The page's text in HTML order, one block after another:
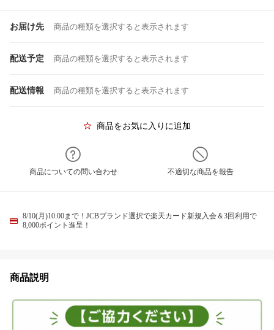
お届け先 商品の種類を選択すると表示されます
配送予定 商品の種類を選択すると表示されます
配送情報 商品の種類を選択すると表示されます
商品をお気に入りに追加
商品についての問い合わせ 不適切な商品を報告
8/10(月)10:00まで！JCBブランド選択で楽天カード新規入会＆3回利用で
8,000ポイント進呈！
商品説明